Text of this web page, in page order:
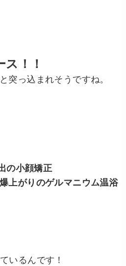
！！
突っ込まれそうですね。
の小顔矯正
上がりのゲルマニウム温浴
いるんです！